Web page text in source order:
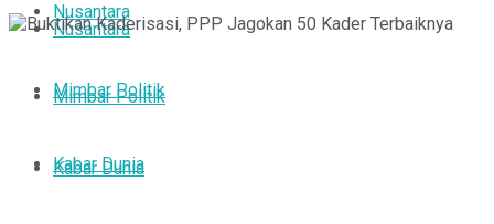
Nusantara
Mimbar Politik
Kabar Dunia
Nusantara
Mimbar Politik
Kabar Dunia